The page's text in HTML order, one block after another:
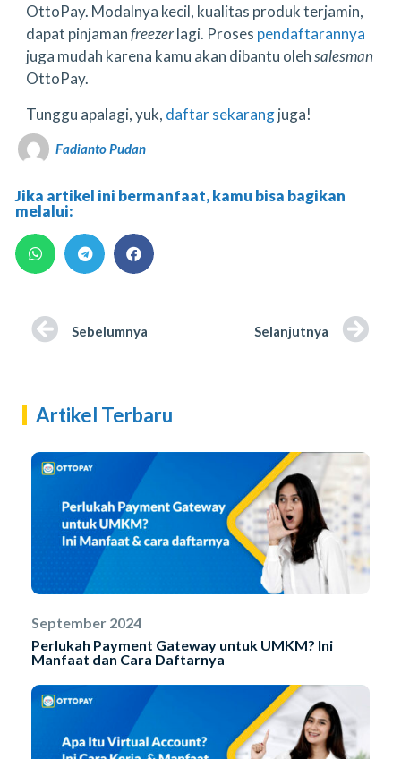
OttoPay. Modalnya kecil, kualitas produk terjamin,
dapat pinjamanfreezerlagi. Proses pendaftarannya
juga mudah karena kamu akan dibantu olehsalesman
OttoPay.
Tunggu apalagi, yuk, daftar sekarangjuga!
Fadianto Pudan
Jika artikel ini bermanfaat, kamu bisa bagikan
melalui:
Sebelumnya Selanjutnya
Artikel Terbaru
September 2024
Perlukah Payment Gateway untuk UMKM? Ini
Manfaat dan Cara Daftarnya